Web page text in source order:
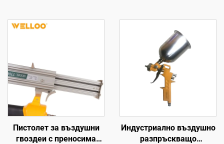
Пистолет за въздушни
гвоздеи с преносима
Индустриално въздушно
разпръскващо